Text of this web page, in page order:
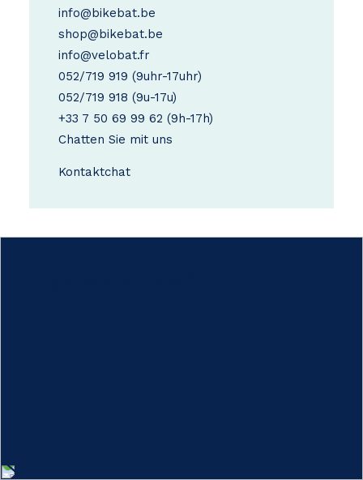
info@bikebat.be
shop@bikebat.be
info@velobat.fr
052/719 919 (9uhr-17uhr)
052/719 918 (9u-17u)
+33 7 50 69 99 62 (9h-17h)
Chatten Sie mit uns
Kontaktchat